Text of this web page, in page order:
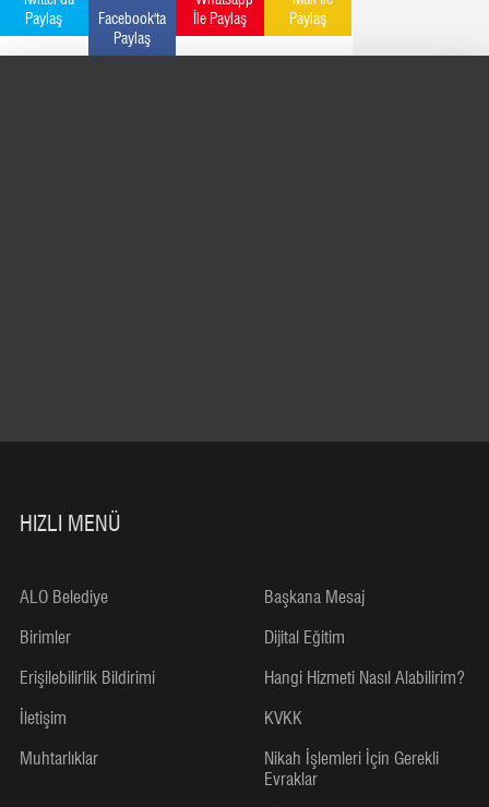
Paylaş
Facebook'ta
Paylaş
İle Paylaş
Paylaş
HIZLI MENÜ
ALO Belediye
Başkana Mesaj
Birimler
Dijital Eğitim
Erişilebilirlik Bildirimi
Hangi Hizmeti Nasıl Alabilirim?
İletişim
KVKK
Muhtarlıklar
Nikah İşlemleri İçin Gerekli
Evraklar